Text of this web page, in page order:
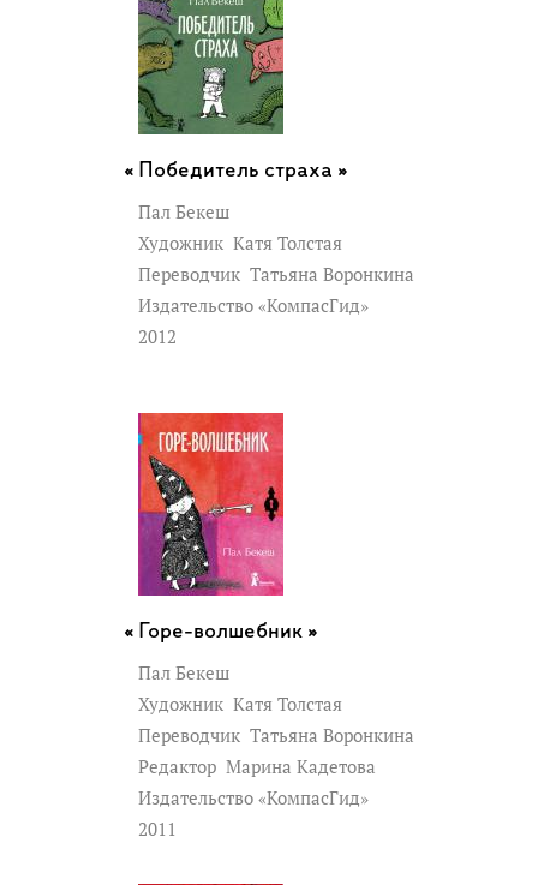
Для младшего школьного возраста.
3-е издание, стереотипное.
Победитель страха »
Пал Бекеш
Художник Катя Толстая
Переводчик Татьяна Воронкина
Издательство «КомпасГид»
2012
Горе-волшебник »
Пал Бекеш
Художник Катя Толстая
Переводчик Татьяна Воронкина
Редактор Марина Кадетова
Издательство «КомпасГид»
2011